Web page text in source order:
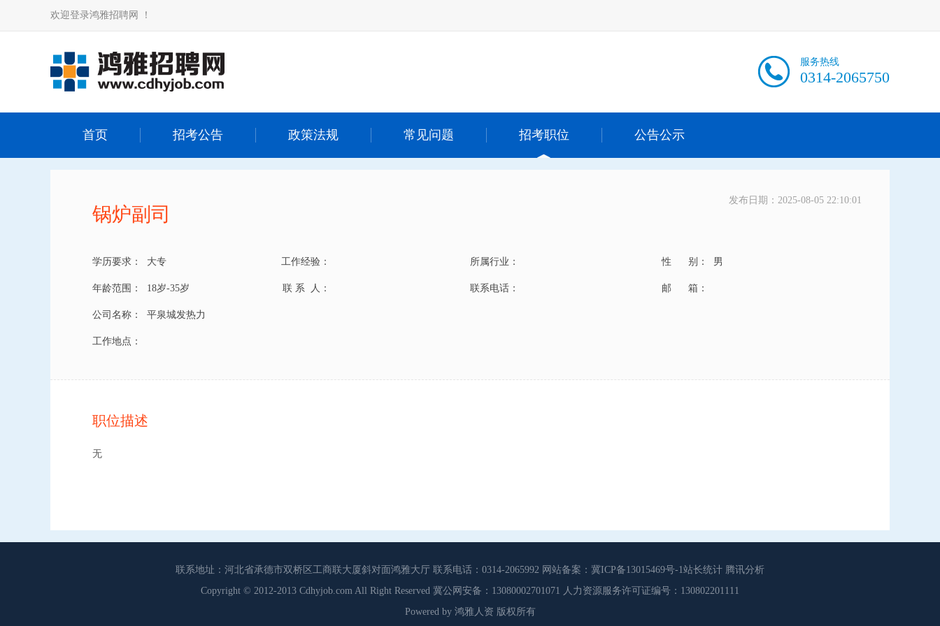
欢迎登录鸿雅招聘网 ！
服务热线
0314-2065750
首页 招考公告 政策法规 常见问题 招考职位 公告公示
发布日期：2025-08-05 22:10:01
锅炉副司
学历要求： 大专 工作经验： 所属行业： 性 别： 男
年龄范围： 18岁-35岁 联 系 人： 联系电话： 邮 箱：
公司名称： 平泉城发热力
工作地点：
职位描述
无
联系地址：河北省承德市双桥区工商联大厦斜对面鸿雅大厅 联系电话：0314-2065992 网站备案：冀ICP备13015469号-1站长统计 腾讯分析
Copyright © 2012-2013 Cdhyjob.com All Right Reserved 冀公网安备：13080002701071 人力资源服务许可证编号：130802201111
Powered by 鸿雅人资 版权所有